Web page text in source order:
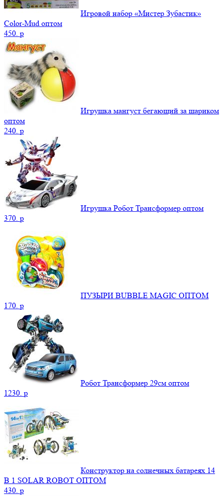
Игровой набор «Мистер Зубастик»
Color-Mud оптом
450. p
Игрушка мангуст бегающий за шариком
оптом
240. p
Игрушка Робот Трансформер оптом
370. p
ПУЗЫРИ BUBBLE MAGIC ОПТОМ
170. p
Робот Трансформер 29см оптом
1230. p
Конструктор на солнечных батареях 14
В 1 SOLAR ROBOT ОПТОМ
430. p